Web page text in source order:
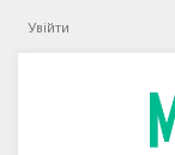
Увійти